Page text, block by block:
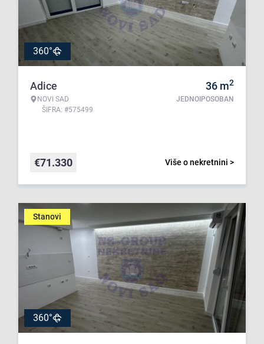
360°
Adice
NOVI SAD
ŠIFRA: #575499
36 m2
JEDNOIPOSOBAN
Više o nekretnini >
€71.330
Stanovi
360°